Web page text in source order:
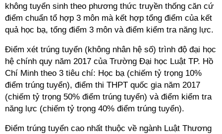
không tuyển sinh theo phương thức truyền thống căn cứ
điểm chuẩn tổ hợp 3 môn mà kết hợp tổng điểm của kết
quả học bạ, tổng điểm 3 môn và điểm kiểm tra năng lực.
Điểm xét trúng tuyển (không nhân hệ số) trình độ đại học
hệ chính quy năm 2017 của Trường Đại học Luật TP. Hồ
Chí Minh theo 3 tiêu chí: Học bạ (chiếm tỷ trọng 10%
điểm trúng tuyển), điểm thi THPT quốc gia năm 2017
(chiếm tỷ trọng 50% điểm trúng tuyển) và điểm kiểm tra
năng lực (chiếm tỷ trọng 40% điểm trúng tuyển).
Điểm trúng tuyển cao nhất thuộc về ngành Luật Thương